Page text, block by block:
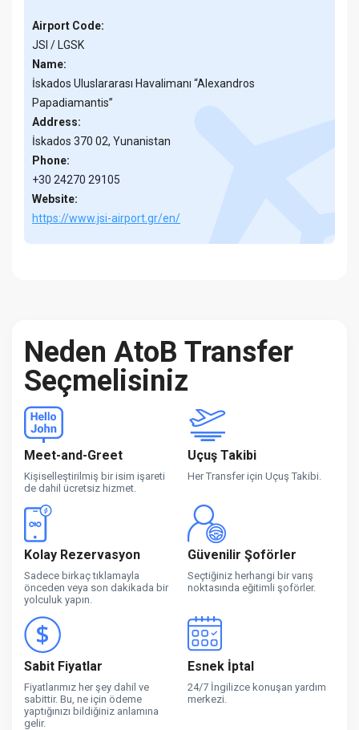
Airport Code:
JSI / LGSK
Name:
İskados Uluslararası Havalimanı “Alexandros
Papadiamantis”
Address:
İskados 370 02, Yunanistan
Phone:
+30 24270 29105
Website:
https://www.jsi-airport.gr/en/
Neden AtoB Transfer
Seçmelisiniz
Meet-and-Greet
Kişiselleştirilmiş bir isim işareti
de dahil ücretsiz hizmet.
Uçuş Takibi
Her Transfer için Uçuş Takibi.
Kolay Rezervasyon
Sadece birkaç tıklamayla
önceden veya son dakikada bir
yolculuk yapın.
Güvenilir Şoförler
Seçtiğiniz herhangi bir varış
noktasında eğitimli şoförler.
Sabit Fiyatlar
Fiyatlarımız her şey dahil ve
sabittir. Bu, ne için ödeme
yaptığınızı bildiğiniz anlamına
gelir.
Esnek İptal
24/7 İngilizce konuşan yardım
merkezi.